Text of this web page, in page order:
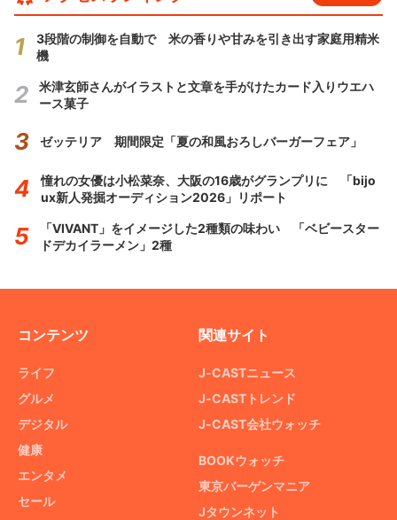
3段階の制御を自動で 米の香りや甘みを引き出す家庭用精米
機
米津玄師さんがイラストと文章を手がけたカード入りウエハ
ース菓子
ゼッテリア 期間限定「夏の和風おろしバーガーフェア」
憧れの女優は小松菜奈、大阪の16歳がグランプリに 「bijo
ux新人発掘オーディション2026」リポート
「VIVANT」をイメージした2種類の味わい 「ベビースター
ドデカイラーメン」2種
コンテンツ
ライフ
グルメ
デジタル
健康
エンタメ
セール
関連サイト
J-CASTニュース
J-CASTトレンド
J-CAST会社ウォッチ
BOOKウォッチ
東京バーゲンマニア
Jタウンネット